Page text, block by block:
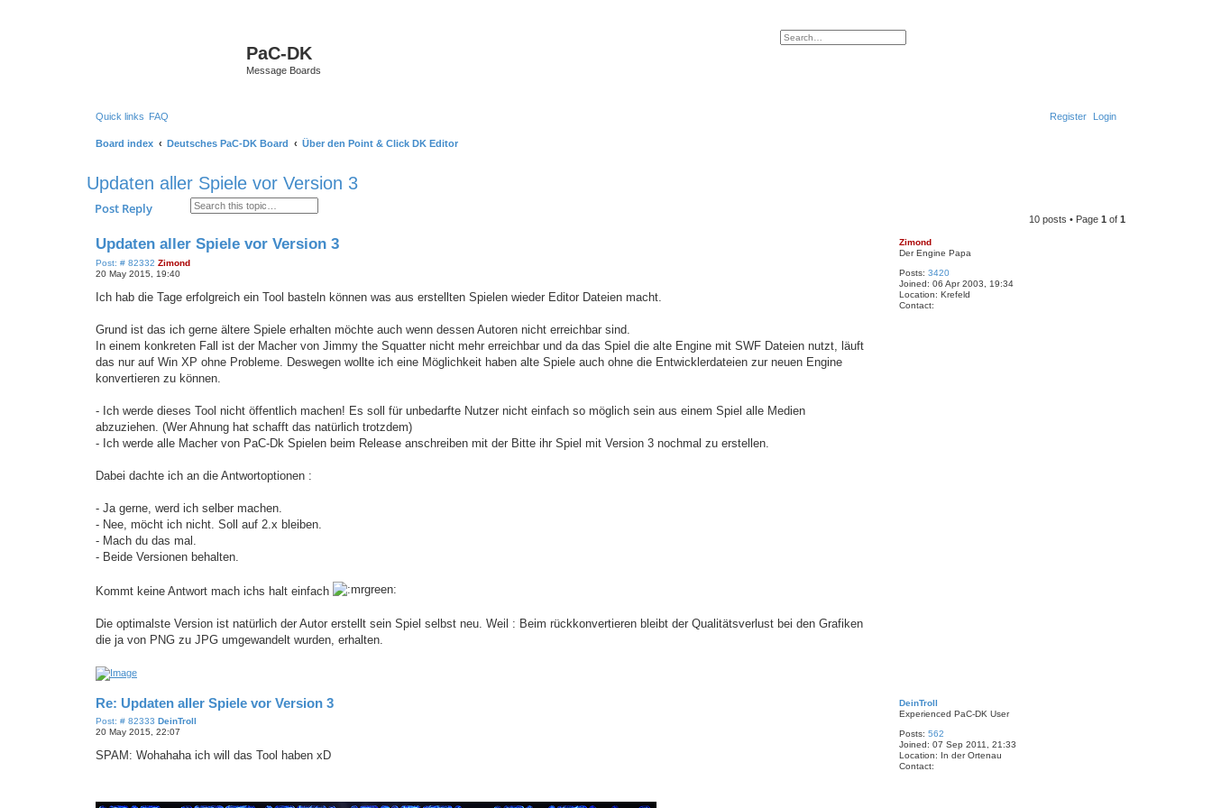
PaC-DK
Message Boards
Search
Advanced search
Quick links FAQ Login
Register
Board index Deutsches PaC-DK Board
Über den Point & Click DK Editor
r
Updaten aller Spiele vor Version 3
Post Reply Search
Advanced search
10 posts • Page 1 of 1
Zimond
Der Engine Papa
Posts: 3420
Joined: 06 Apr 2003, 19:34
Location: Krefeld
Contact:
Updaten aller Spiele vor Version 3
Post: # 82332 P
o
Zimond
20 May 2015, 19:40
Ich hab die Tage erfolgreich ein Tool basteln können was aus erstellten Spielen wieder Editor Dateien macht.
Grund ist das ich gerne ältere Spiele erhalten möchte auch wenn dessen Autoren nicht erreichbar sind.
In einem konkreten Fall ist der Macher von Jimmy the Squatter nicht mehr erreichbar und da das Spiel die alte Engine mit SWF Dateien nutzt, läuft
das nur auf Win XP ohne Probleme. Deswegen wollte ich eine Möglichkeit haben alte Spiele auch ohne die Entwicklerdateien zur neuen Engine
konvertieren zu können.
- Ich werde dieses Tool nicht öffentlich machen! Es soll für unbedarfte Nutzer nicht einfach so möglich sein aus einem Spiel alle Medien
abzuziehen. (Wer Ahnung hat schafft das natürlich trotzdem)
- Ich werde alle Macher von PaC-Dk Spielen beim Release anschreiben mit der Bitte ihr Spiel mit Version 3 nochmal zu erstellen.
Dabei dachte ich an die Antwortoptionen :
- Ja gerne, werd ich selber machen.
- Nee, möcht ich nicht. Soll auf 2.x bleiben.
- Mach du das mal.
- Beide Versionen behalten.
Kommt keine Antwort mach ichs halt einfach
Die optimalste Version ist natürlich der Autor erstellt sein Spiel selbst neu. Weil : Beim rückkonvertieren bleibt der Qualitätsverlust bei den Grafiken
die ja von PNG zu JPG umgewandelt wurden, erhalten.
DeinTroll
Experienced PaC-DK User
Posts: 562
Joined: 07 Sep 2011, 21:33
Location: In der Ortenau
Contact:
Re: Updaten aller Spiele vor Version 3
Post: # 82333 P
o
t
DeinTroll
20 May 2015, 22:07
SPAM: Wohahaha ich will das Tool haben xD